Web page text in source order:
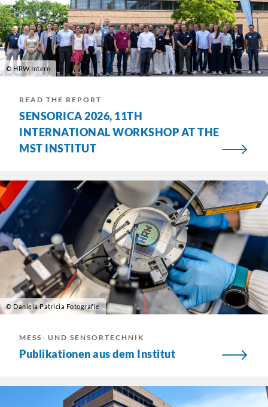
© HRW Intern
READ THE REPORT
SENSORICA 2026, 11TH
INTERNATIONAL WORKSHOP AT THE
MST INSTITUT
© Daniela Patricia Fotografie
MESS- UND SENSORTECHNIK
Publikationen aus dem Institut